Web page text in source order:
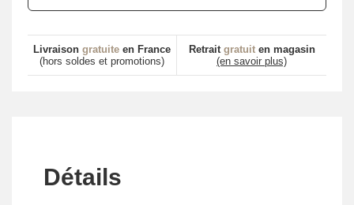
Livraison gratuite en France
(hors soldes et promotions)
Retrait gratuiten magasin
(en savoir plus)
Détails